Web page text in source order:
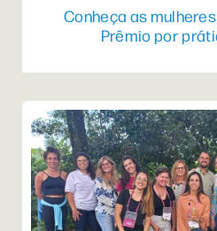
Conheça as
Prêmio por